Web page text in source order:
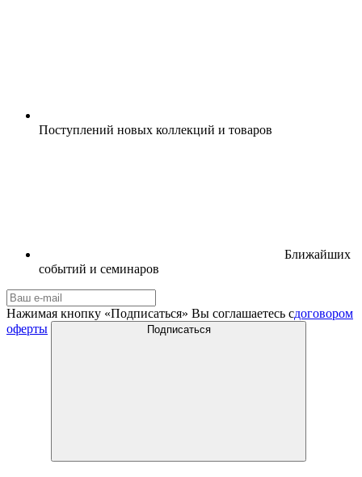
Поступлений новых коллекций и товаров
Ближайших
событий и семинаров
Нажимая кнопку «Подписаться» Вы соглашаетесь сдоговором
оферты
Подписаться